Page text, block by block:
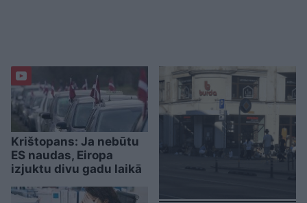
Krištopans: Ja nebūtu
ES naudas, Eiropa
izjuktu divu gadu laikā